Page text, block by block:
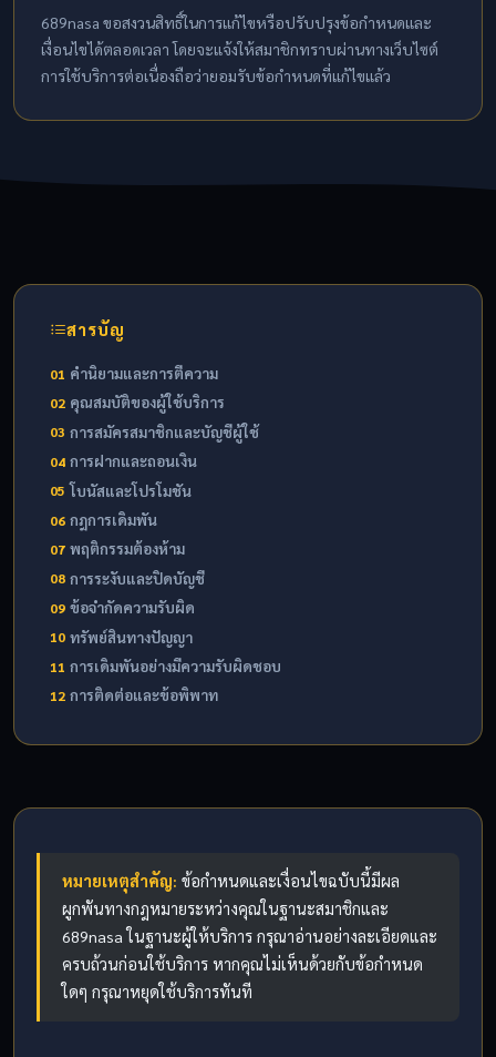
689nasa ขอสงวนสิทธิ์ในการแก้ไขหรือปรับปรุงข้อกำหนดและ
เงื่อนไขได้ตลอดเวลา โดยจะแจ้งให้สมาชิกทราบผ่านทางเว็บไซต์
การใช้บริการต่อเนื่องถือว่ายอมรับข้อกำหนดที่แก้ไขแล้ว
สารบัญ
01 คำนิยามและการตีความ
02 คุณสมบัติของผู้ใช้บริการ
03 การสมัครสมาชิกและบัญชีผู้ใช้
04 การฝากและถอนเงิน
05 โบนัสและโปรโมชัน
06 กฎการเดิมพัน
07 พฤติกรรมต้องห้าม
08 การระงับและปิดบัญชี
09 ข้อจำกัดความรับผิด
10 ทรัพย์สินทางปัญญา
11 การเดิมพันอย่างมีความรับผิดชอบ
12 การติดต่อและข้อพิพาท
หมายเหตุสำคัญ: ข้อกำหนดและเงื่อนไขฉบับนี้มีผล
ผูกพันทางกฎหมายระหว่างคุณในฐานะสมาชิกและ
689nasa ในฐานะผู้ให้บริการ กรุณาอ่านอย่างละเอียดและ
ครบถ้วนก่อนใช้บริการ หากคุณไม่เห็นด้วยกับข้อกำหนด
ใดๆ กรุณาหยุดใช้บริการทันที